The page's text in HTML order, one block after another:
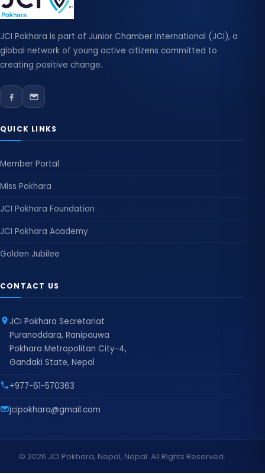
JCI Pokhara is part of Junior Chamber International (JCI), a
global network of young active citizens committed to
creating positive change.
QUICK LINKS
Member Portal
Miss Pokhara
JCI Pokhara Foundation
JCI Pokhara Academy
Golden Jubilee
CONTACT US
JCI Pokhara Secretariat
Puranoddara, Ranipauwa
Pokhara Metropolitan City-4,
Gandaki State, Nepal
+977-61-570363
jcipokhara@gmail.com
© 2026 JCI Pokhara, Nepal, Nepal. All Rights Reserved.